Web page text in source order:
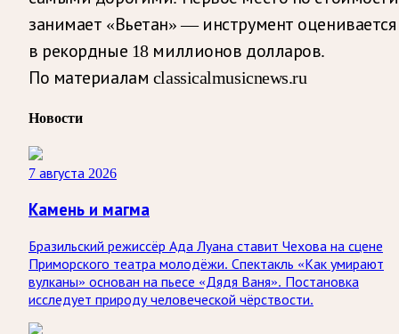
занимает «Вьетан» — инструмент оценивается
в рекордные 18 миллионов долларов.
По материалам classicalmusicnews.ru
Новости
7 августа 2026
Камень и магма
Бразильский режиссёр Ада Луана ставит Чехова на сцене
Приморского театра молодёжи. Спектакль «Как умирают
вулканы» основан на пьесе «Дядя Ваня». Постановка
исследует природу человеческой чёрствости.